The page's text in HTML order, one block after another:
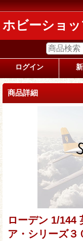
ホビーショ
ログイン
商品詳細
ローデン 1/144
ア・シリーズ３